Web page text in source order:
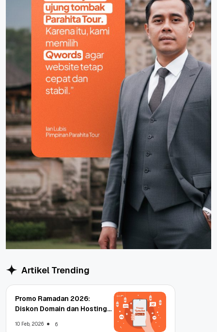
Artikel Trending
Promo Ramadan 2026:
Diskon Domain dan Hosting
10 Feb, 2026 6